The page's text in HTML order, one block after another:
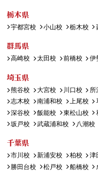
栃木県
宇都宮校 小山校 栃木校
群馬県
高崎校 太田校 前橋校 伊
埼玉県
熊谷校 大宮校 川口校 所
志木校
南浦和校 上尾校
深谷校
飯能校 東松山校
坂戸校
武蔵浦和校 八潮校
千葉県
市川校 新浦安校 柏校 津
勝田台校
松戸校 船橋校